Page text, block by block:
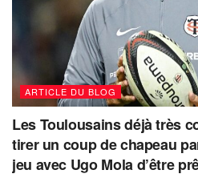
ARTICLE DU BLOG
Les Toulousains déjà très
tirer un coup de chapeau
jeu avec Ugo Mola d’être